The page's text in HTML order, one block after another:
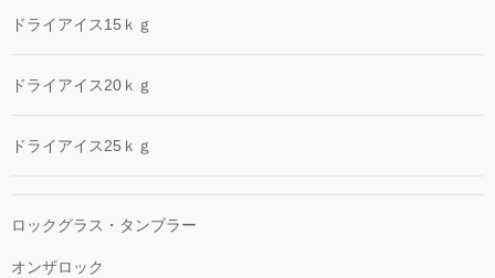
ドライアイス15ｋｇ
ドライアイス20ｋｇ
ドライアイス25ｋｇ
ロックグラス・タンブラー
オンザロック